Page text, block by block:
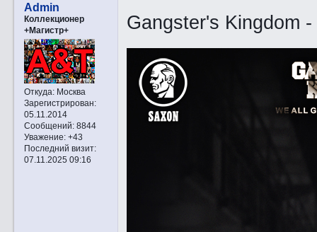
Admin
Коллекционер
+Магистр+
Откуда:Москва
Зарегистрирован:
05.11.2014
Сообщений:8844
Уважение: +43
Последний визит:
07.11.2025 09:16
Gangster's Kingdom